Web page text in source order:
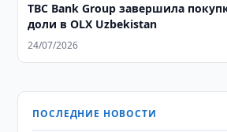
TBC Bank Group завершила
доли в OLX Uzbekistan
24/07/2026
ПОСЛЕДНИЕ НОВОСТИ